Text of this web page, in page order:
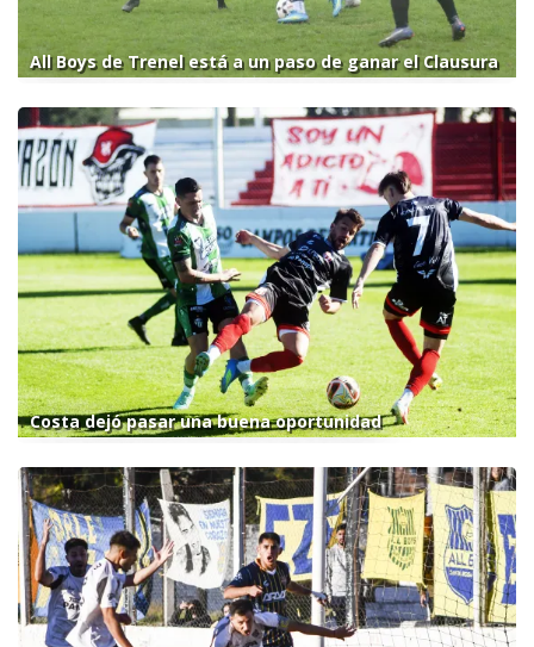
All Boys de Trenel está a un paso de ganar el Clausura
Costa dejó pasar una buena oportunidad